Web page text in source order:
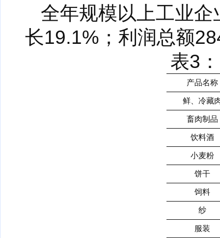
全年规模以上工业
长19.1%；利润总额
表3
产品名称
鲜、冷藏
畜肉制品
饮料酒
小麦粉
饼干
饲料
纱
服装